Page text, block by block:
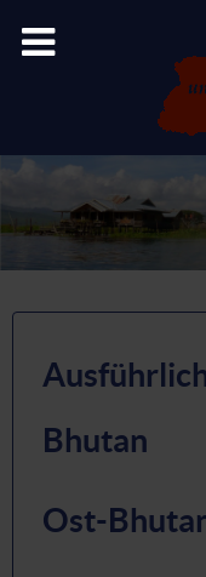
Suchen
Bhutan
Ost-